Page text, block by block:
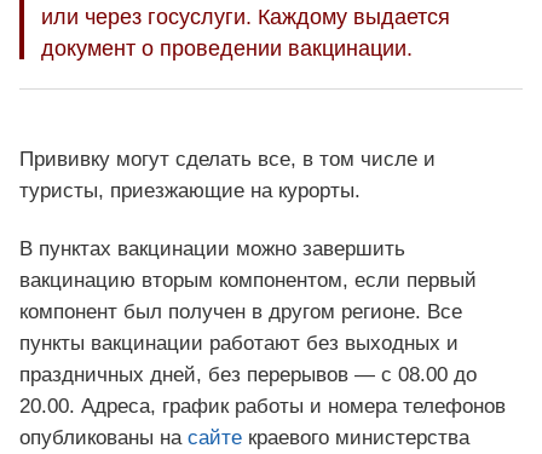
или через госуслуги. Каждому выдается
документ о проведении вакцинации.
Прививку могут сделать все, в том числе и
туристы, приезжающие на курорты.
В пунктах вакцинации можно завершить
вакцинацию вторым компонентом, если первый
компонент был получен в другом регионе. Все
пункты вакцинации работают без выходных и
праздничных дней, без перерывов — с 08.00 до
20.00. Адреса, график работы и номера телефонов
опубликованы на сайте краевого министерства